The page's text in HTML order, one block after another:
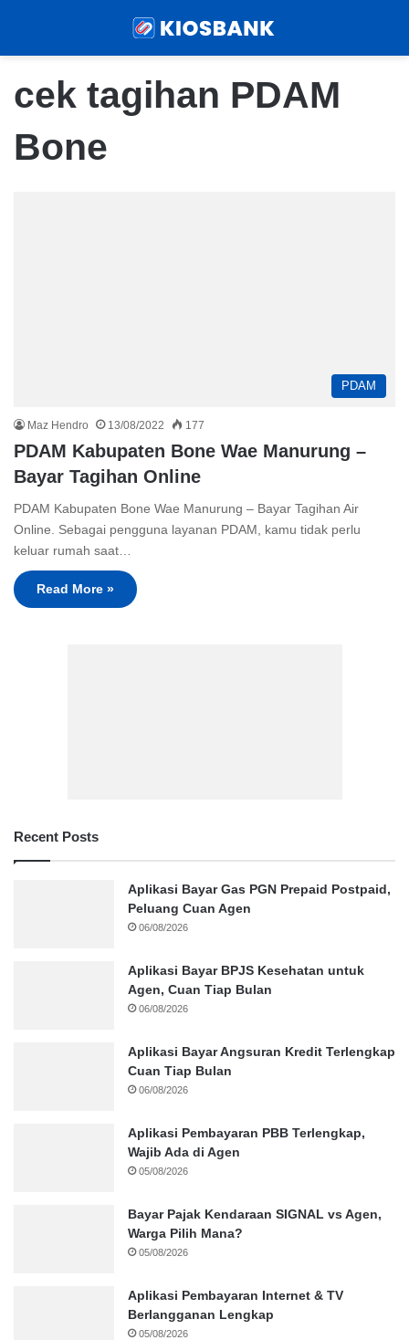
cek tagihan PDAM
Bone
PDAM
Maz Hendro 13/08/2022 177
PDAM Kabupaten Bone Wae Manurung –
Bayar Tagihan Online
PDAM Kabupaten Bone Wae Manurung – Bayar Tagihan Air
Online. Sebagai pengguna layanan PDAM, kamu tidak perlu
keluar rumah saat…
Read More »
Recent Posts
Aplikasi Bayar Gas PGN Prepaid Postpaid,
Peluang Cuan Agen
06/08/2026
Aplikasi Bayar BPJS Kesehatan untuk
Agen, Cuan Tiap Bulan
06/08/2026
Aplikasi Bayar Angsuran Kredit Terlengkap
Cuan Tiap Bulan
06/08/2026
Aplikasi Pembayaran PBB Terlengkap,
Wajib Ada di Agen
05/08/2026
Bayar Pajak Kendaraan SIGNAL vs Agen,
Warga Pilih Mana?
05/08/2026
Aplikasi Pembayaran Internet & TV
Berlangganan Lengkap
05/08/2026